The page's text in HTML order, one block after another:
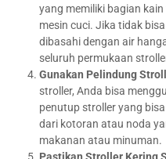
yang memiliki bagian
mesin cuci. Jika tidak
dibasahi dengan air
seluruh permukaan
Gunakan Pelindung
stroller, Anda bisa
penutup stroller yang
dari kotoran atau noda
makanan atau minuman.